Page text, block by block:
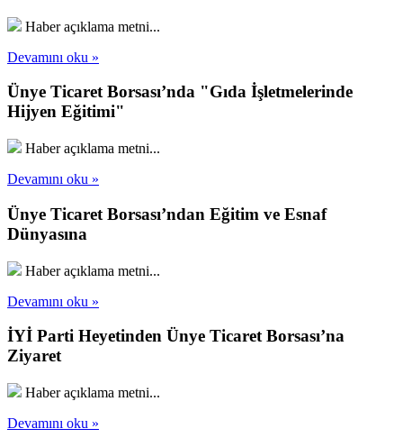
Haber açıklama metni...
Devamını oku »
Ünye Ticaret Borsası’nda "Gıda İşletmelerinde
Hijyen Eğitimi"
Haber açıklama metni...
Devamını oku »
Ünye Ticaret Borsası’ndan Eğitim ve Esnaf
Dünyasına
Haber açıklama metni...
Devamını oku »
İYİ Parti Heyetinden Ünye Ticaret Borsası’na
Ziyaret
Haber açıklama metni...
Devamını oku »